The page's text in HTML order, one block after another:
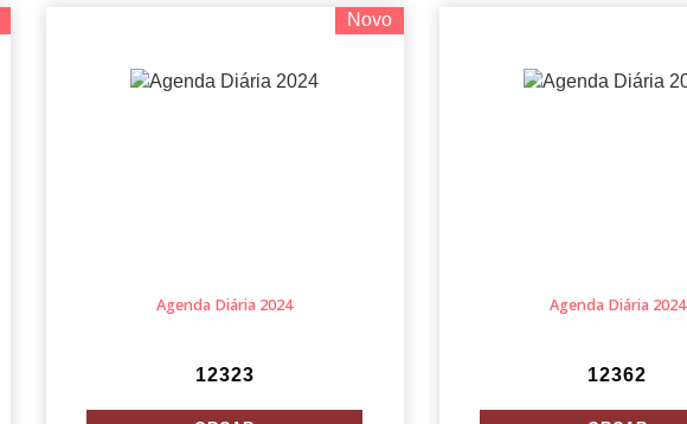
Novo
Agenda Diária 2024
12323
Agenda Diária 2024
12362